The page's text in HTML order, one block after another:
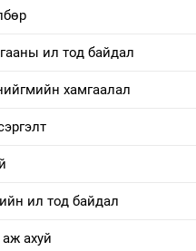
ил тод байдал
хамгаалал
ил тод байдал
ахуй
үйлдвэрлэл,
технологийн хүн,
амьтны эрүүл мэнд,
үзүүлж байгаа
ТОД БАЙДАЛ
ЗАСГИЙН ТҮНШЛЭЛ
ӨДРИЙГ ЗОХИОН
ТАЗ-ЫН САЛБАР ЗӨВЛӨЛ